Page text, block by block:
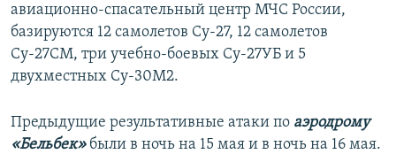
авиационно-спасательный центр МЧС России,
базируются 12 самолетов Су-27, 12 самолетов
Су-27СМ, три учебно-боевых Су-27УБ и 5
двухместных Су-30М2.
Предыдущие результативные атаки по аэродрому
«Бельбек»были в ночь на 15 мая и в ночь на 16 мая.